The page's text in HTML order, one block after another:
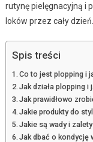
rutynę pielęgnacyjną i
loków przez cały dzień.
Spis treści
Co to jest plopping i
Jak działa plopping i
Jak prawidłowo
Jakie produkty do
Jakie są wady i
Jak dbać o kondycję